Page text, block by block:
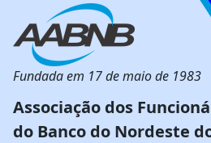
Fundada em 17 de maio de 1983
Associação dos
do Banco do Nordeste